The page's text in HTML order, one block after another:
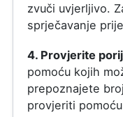
zvuči uvjerljivo.
sprječavanje
4. Provjerite
pomoću kojih
prepoznajete
provjeriti